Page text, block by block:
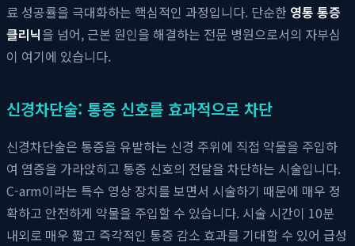
료 성공률을 극대화하는 핵심적인 과정입니다. 단순한 영통 통증
클리닉을 넘어, 근본 원인을 해결하는 전문 병원으로서의 자부심
이 여기에 있습니다.
신경차단술: 통증 신호를 효과적으로 차단
신경차단술은 통증을 유발하는 신경 주위에 직접 약물을 주입하
여 염증을 가라앉히고 통증 신호의 전달을 차단하는 시술입니다.
C-arm이라는 특수 영상 장치를 보면서 시술하기 때문에 매우 정
확하고 안전하게 약물을 주입할 수 있습니다. 시술 시간이 10분
내외로 매우 짧고 즉각적인 통증 감소 효과를 기대할 수 있어 급성